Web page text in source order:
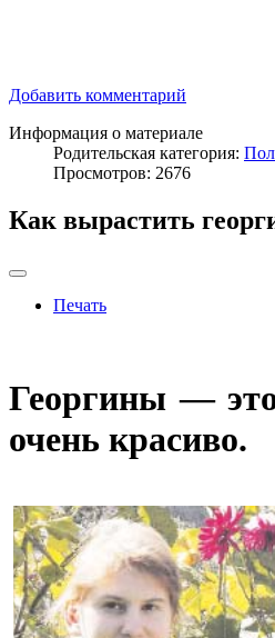
Добавить комментарий
Информация о материале
Родительская категория:
Просмотров: 2676
Как вырастить
Печать
Георгины —
очень красиво.